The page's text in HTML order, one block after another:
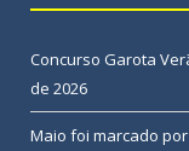
Concurso Garota
de 2026
Maio foi marcado